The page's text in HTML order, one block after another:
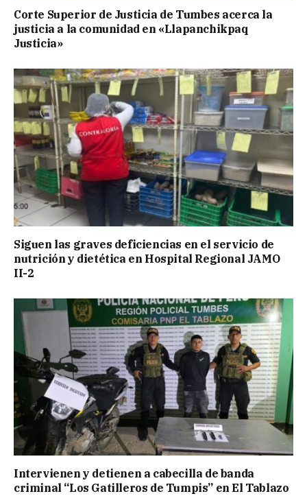
Corte Superior de Justicia de Tumbes acerca la
justicia a la comunidad en «Llapanchikpaq
Justicia»
Siguen las graves deficiencias en el servicio de
nutrición y dietética en Hospital Regional JAMO
II-2
Intervienen y detienen a cabecilla de banda
criminal “Los Gatilleros de Tumpis” en El Tablazo